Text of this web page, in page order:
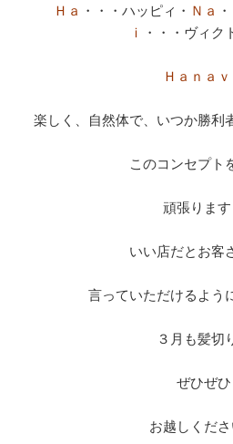
Ｈａ ・・・ハッピィ・ Ｎａ
ｉ ・・・ヴィク
Ｈａｎａｖ
楽しく、自然体で、いつか勝利
このコンセプト
頑張ります
いい店だとお客
言っていただけるよう
３月も髪切
ぜひぜひ
お越しくだ